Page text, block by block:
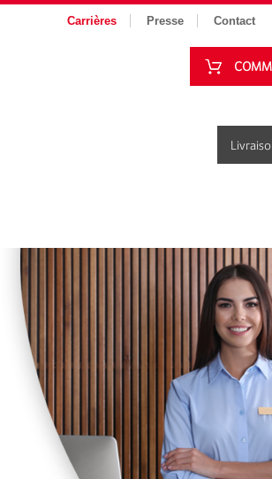
Carrières Presse Contact